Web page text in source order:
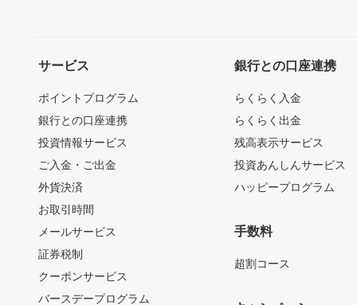
サービス
ポイントプログラム
銀行との口座連携
投資情報サービス
ご入金・ご出金
外貨決済
お取引時間
メールサービス
証券税制
クーポンサービス
バースデープログラム
銀行との口座連携
らくらく入金
らくらく出金
残高表示サービス
投資あんしんサービス
ハッピープログラム
手数料
超割コース